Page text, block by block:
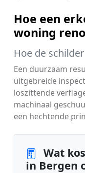
Hoe een
woning
Hoe de
Een duurzaam
uitgebreide
loszittende
machinaal
een hechtende
Wat
in Bergen